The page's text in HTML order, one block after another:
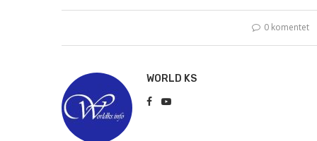
0 komentet
WORLD KS